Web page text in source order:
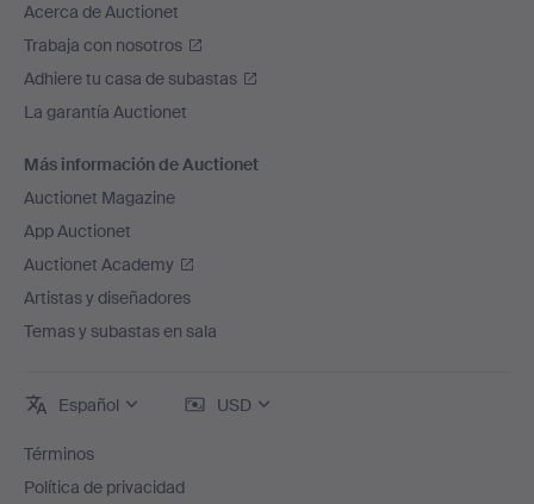
Acerca de Auctionet
Trabaja con nosotros
Adhiere tu casa de subastas
La garantía Auctionet
Más información de Auctionet
Auctionet Magazine
App Auctionet
Auctionet Academy
Artistas y diseñadores
Temas y subastas en sala
Español USD
Términos
Política de privacidad